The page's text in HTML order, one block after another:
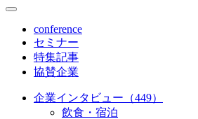
conference
セミナー
特集記事
協賛企業
企業インタビュー（449）
飲食・宿泊